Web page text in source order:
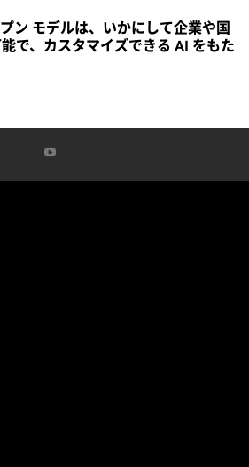
ン モデルは、いかにして企業や国
で、カスタマイズできる AI をもた